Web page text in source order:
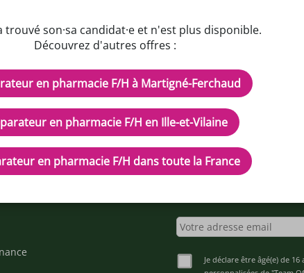
trouvé son·sa candidat·e et n'est plus disponible.
Découvrez d'autres offres :
en pharmacie F/H à Martigné-Ferchaud
en pharmacie F/H en Ille-et-Vilaine
en pharmacie F/H dans toute la France
DE POTENTIELS EN
Inscrivez-vous à notre
Je déclare être âgé(e) de